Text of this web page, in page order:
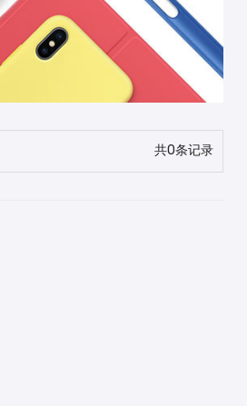
共0条记录